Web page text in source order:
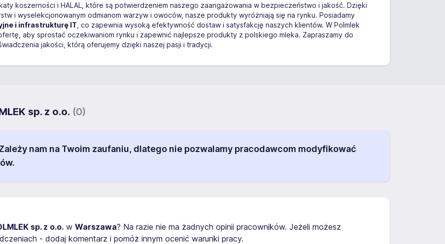
koszerności i HALAL, które są potwierdzeniem naszego zaangażowania w bezpieczeństwo i jakość. Dzięki
i wyselekcjonowanym odmianom warzyw i owoców, nasze produkty wyróżniają się na rynku. Posiadamy
i infrastrukturę IT , co zapewnia wysoką efektywność dostaw i satysfakcję naszych klientów. W Polmlek
aby sprostać oczekiwaniom rynku i zapewnić najlepsze produkty z polskiego mleka. Zapraszamy do
jakości, którą oferujemy dzięki naszej pasji i tradycji.
sp. z o.o. (0)
nam na Twoim zaufaniu, dlatego nie pozwalamy pracodawcom modyfikować
sp. z o.o. w Warszawa? Na razie nie ma żadnych opinii pracowników. Jeżeli możesz
- dodaj komentarz i pomóż innym ocenić warunki pracy.